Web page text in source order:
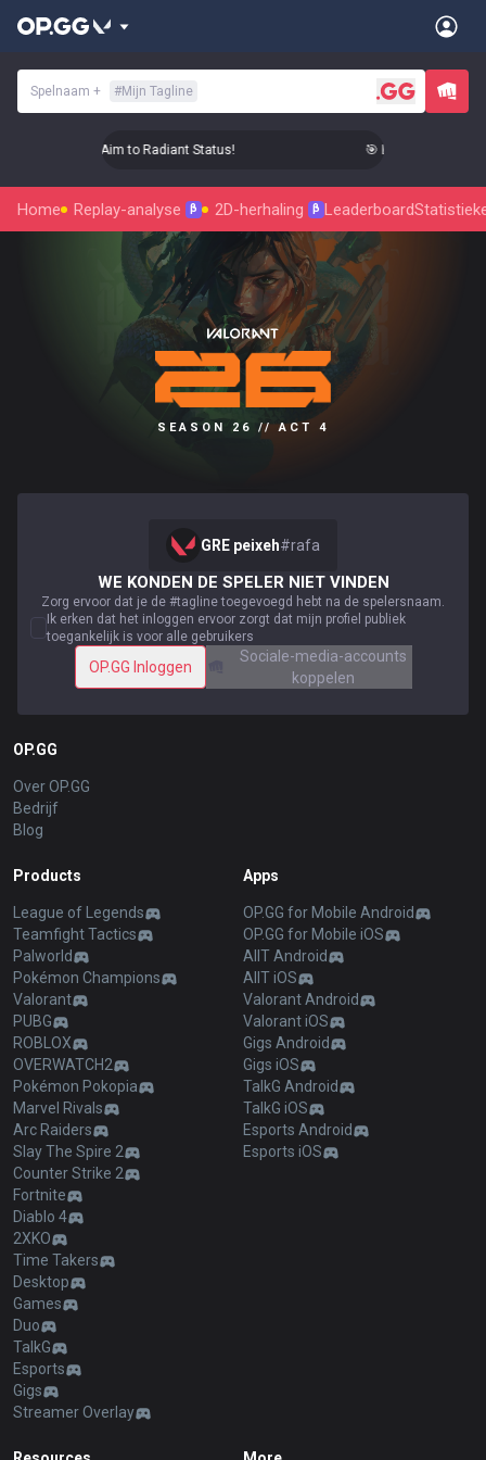
Spelnaam + #Mijn Tagline
Level Up Your Aim to Radiant Status! 🎯 Level Up Your
Home Replay-analyse β 2D-herhaling β Leaderboard
SEASON 26 // ACT 4
GRE peixeh#rafa
WE KONDEN DE SPELER NIET VINDEN
Zorg ervoor dat je de #tagline toegevoegd hebt na de spelersnaam.
Ik erken dat het inloggen ervoor zorgt dat mijn profiel publiek
toegankelijk is voor alle gebruikers
OP.GG Inloggen
Sociale-media-accounts
koppelen
OP.GG
Over OP.GG
Bedrijf
Blog
Products
League of Legends
Teamfight Tactics
Palworld
Pokémon Champions
Valorant
PUBG
ROBLOX
OVERWATCH2
Pokémon Pokopia
Marvel Rivals
Arc Raiders
Slay The Spire 2
Counter Strike 2
Fortnite
Diablo 4
2XKO
Time Takers
Desktop
Games
Duo
TalkG
Esports
Gigs
Streamer Overlay
Apps
OP.GG for Mobile Android
OP.GG for Mobile iOS
AllT Android
AllT iOS
Valorant Android
Valorant iOS
Gigs Android
Gigs iOS
TalkG Android
TalkG iOS
Esports Android
Esports iOS